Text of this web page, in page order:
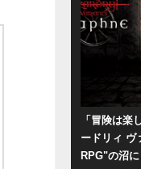
「冒険は楽
ードリィ ヴ
RPG"の沼